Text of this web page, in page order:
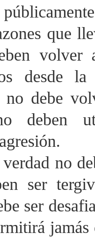
que
volver
desde
no debe
deben
no
ser
ser